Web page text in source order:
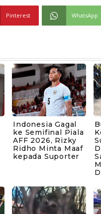
Pinterest WhatsApp
Indonesia Gagal
ke Semifinal Piala
AFF 2026, Rizky
Ridho Minta Maaf
kepada Suporter